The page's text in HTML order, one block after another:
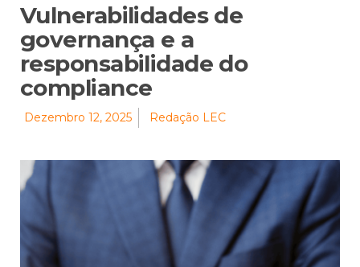
Vulnerabilidades de
governança e a
responsabilidade do
compliance
Dezembro 12, 2025 Redação LEC